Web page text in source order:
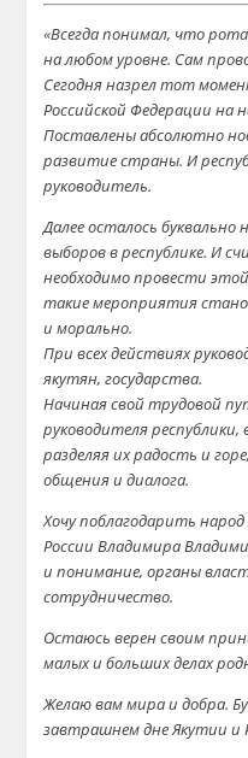
«Всегда понимал, что
на любом уровне. Сам
Сегодня назрел тот
Российской Федерации на
Поставлены абсолютно
развитие страны. И
руководитель.
Далее осталось буквально
выборов в республике. И
необходимо провести
такие мероприятия
и морально.
При всех действиях
якутян, государства.
Начиная свой трудовой
руководителя республики,
разделяя их радость и
общения и диалога.
Хочу поблагодарить
России Владимира
и понимание, органы
сотрудничество.
Остаюсь верен своим
малых и больших делах
Желаю вам мира и добра.
завтрашнем дне Якутии и